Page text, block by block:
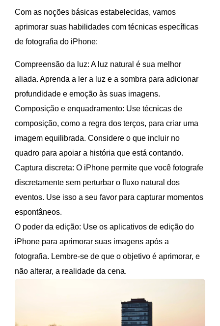
Com as noções básicas estabelecidas, vamos
aprimorar suas habilidades com técnicas específicas
de fotografia do iPhone:
Compreensão da luz: A luz natural é sua melhor
aliada. Aprenda a ler a luz e a sombra para adicionar
profundidade e emoção às suas imagens.
Composição e enquadramento: Use técnicas de
composição, como a regra dos terços, para criar uma
imagem equilibrada. Considere o que incluir no
quadro para apoiar a história que está contando.
Captura discreta: O iPhone permite que você fotografe
discretamente sem perturbar o fluxo natural dos
eventos. Use isso a seu favor para capturar momentos
espontâneos.
O poder da edição: Use os aplicativos de edição do
iPhone para aprimorar suas imagens após a
fotografia. Lembre-se de que o objetivo é aprimorar, e
não alterar, a realidade da cena.